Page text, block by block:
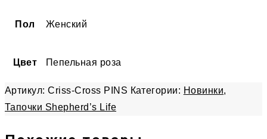
Пол Женский
Цвет Пепельная роза
Артикул:Criss-Cross PINS Категории: Новинки,
Тапочки Shepherd’s Life